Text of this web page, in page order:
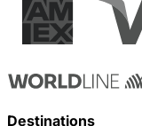
Destinations